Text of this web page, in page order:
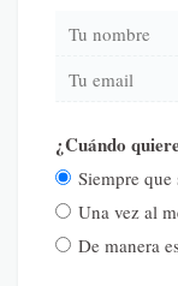
¿Cuándo
Siempre
Una vez al
De manera